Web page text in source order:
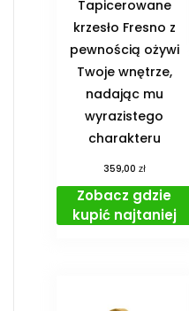
Tapicerowane
krzesło Fresno z
pewnością ożywi
Twoje wnętrze,
nadając mu
wyrazistego
charakteru
359,00 zł
Zobacz gdzie
kupić najtaniej